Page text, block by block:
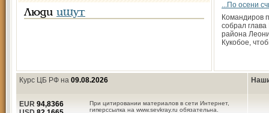
Люди ищут
...По осени
Командиров
собрал
района
Кукобое,
Курс ЦБ РФ на 09.08.2026
При цитировании материалов в сети Интернет,
гиперссылка на www.sevkray.ru обязательна.
EUR 94,8366